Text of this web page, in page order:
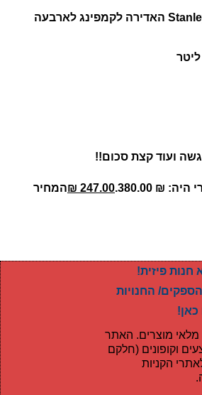
סט הבישול של חברת Stanley האדירה לקמפינג לארבעה
ועוד קצת סכום!!
₪ 380.00.
₪ 247.00
המחיר
פיזית!
החנויות
מלאי מוצרים. האתר
וקופונים (חלקם
הקניות